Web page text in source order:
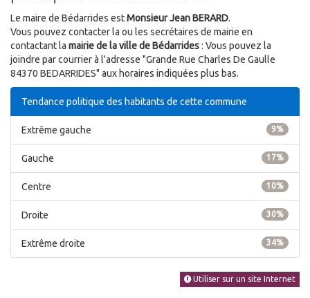
Le maire de Bédarrides estMonsieur Jean BERARD.
Vous pouvez contacter la ou les secrétaires de mairie en
contactant la mairie de la ville de Bédarrides: Vous pouvez la
joindre par courrier à l'adresse "Grande Rue Charles De Gaulle
84370 BEDARRIDES" aux horaires indiquées plus bas.
Tendance politique des habitants de cette commune
9%
Extrême gauche
17%
Gauche
10%
Centre
30%
Droite
34%
Extrême droite
Utiliser sur un site Internet